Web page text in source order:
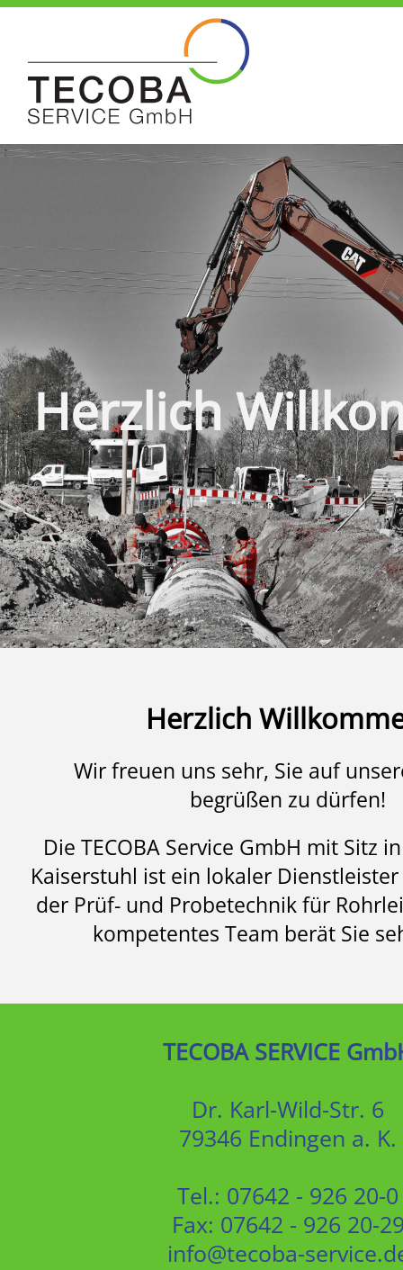
Herzlich
Herzlich
Wir freuen uns sehr, Sie auf
begrüßen zu dürfen!
Die TECOBA Service GmbH mit Sitz
Kaiserstuhl ist ein lokaler
der Prüf- und Probetechnik für
kompetentes Team berät Sie
TECOBA SERVICE
Dr. Karl-Wild-Str. 6
79346 Endingen a. K.
Tel.: 07642 - 926 20-0
Fax: 07642 - 926 20-
info@tecoba-